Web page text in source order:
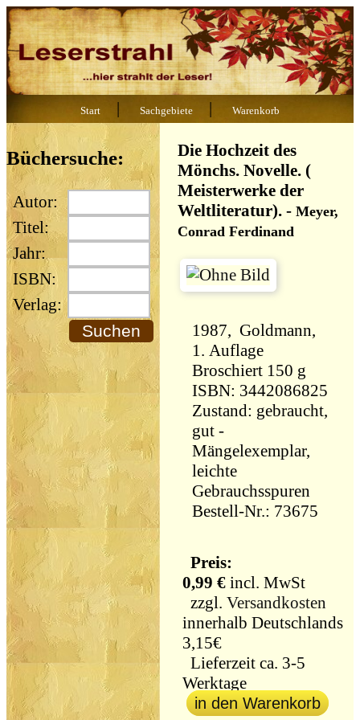
Start | Sachgebiete | Warenkorb
Büchersuche:
Autor:
Titel:
Jahr:
ISBN:
Verlag:
Die Hochzeit des
Mönchs. Novelle. (
Meisterwerke der
Weltliteratur). -Meyer,
Conrad Ferdinand
1987, Goldmann,
1. Auflage
Broschiert 150 g
ISBN: 3442086825
Zustand: gebraucht,
gut -
Mängelexemplar,
leichte
Gebrauchsspuren
Bestell-Nr.: 73675
Preis:
0,99 € incl. MwSt
zzgl.Versandkosten
innerhalb Deutschlands
3,15€
Lieferzeit ca. 3-5
Werktage
in den Warenkorb